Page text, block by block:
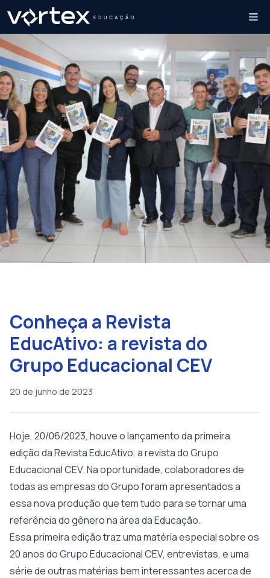
Conheça a Revista
EducAtivo: a revista do
Grupo Educacional CEV
20 de junho de 2023
Hoje, 20/06/2023, houve o lançamento da primeira
edição da Revista EducAtivo, a revista do Grupo
Educacional CEV. Na oportunidade, colaboradores de
todas as empresas do Grupo foram apresentados a
essa nova produção que tem tudo para se tornar uma
referência do gênero na área da Educação.
Essa primeira edição traz uma matéria especial sobre os
20 anos do Grupo Educacional CEV, entrevistas, e uma
série de outras matérias bem interessantes acerca de